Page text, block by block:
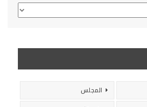
المجلس